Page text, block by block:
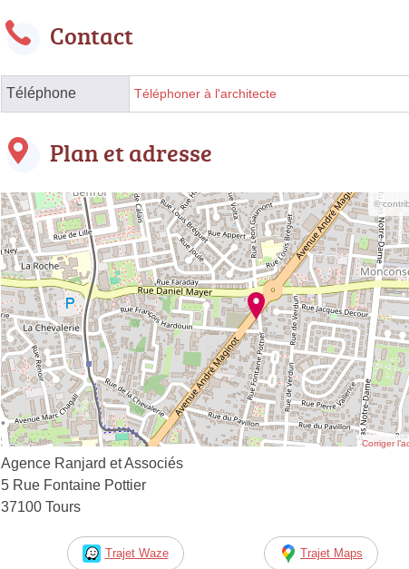
Contact
Téléphone Téléphoner à l'architecte
Plan et adresse
©
Corriger
Agence Ranjard et Associés
5 Rue Fontaine Pottier
37100 Tours
Trajet Waze Trajet Maps